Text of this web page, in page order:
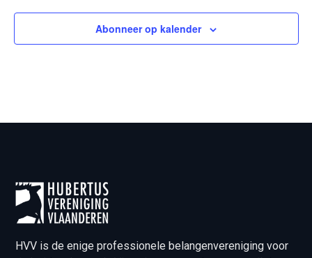
Abonneer op kalender
HVV is de enige professionele belangenvereniging voor